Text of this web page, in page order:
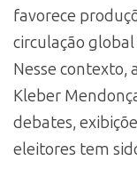
favorece
circulação
Nesse contexto,
Kleber
debates,
eleitores tem